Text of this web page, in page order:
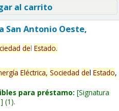
al carrito
San Antonio Oeste,
del Estado.
Eléctrica, Sociedad del Estado,
para préstamo: Signatura
(1).